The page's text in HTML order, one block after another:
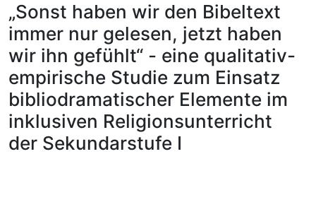
Statistiken
FAQ
Leitlinien
Zurück zur Startseite
„Sonst haben wir den Bibeltext
immer nur gelesen, jetzt haben
wir ihn gefühlt“ - eine qualitativ-
empirische Studie zum Einsatz
bibliodramatischer Elemente im
inklusiven Religionsunterricht
der Sekundarstufe I